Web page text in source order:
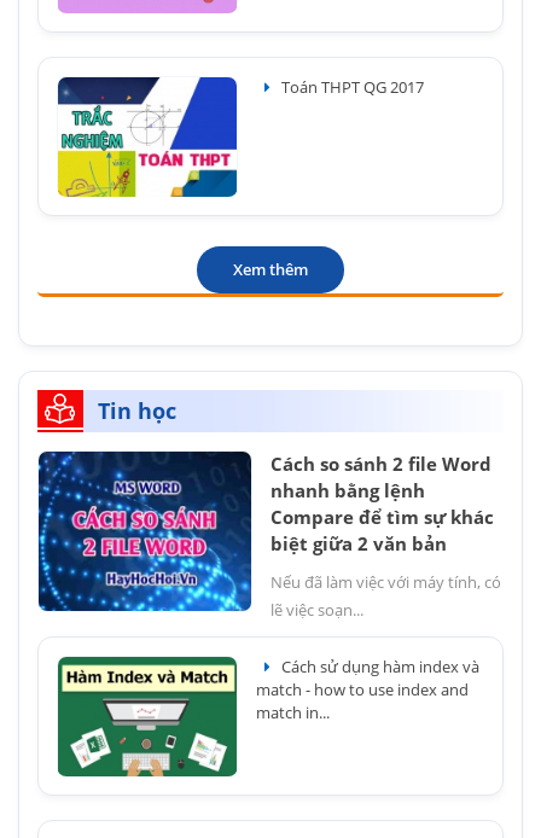
Toán THPT QG 2017
Xem thêm
Tin học
Cách so sánh 2 file Word
nhanh bằng lệnh
Compare để tìm sự khác
biệt giữa 2 văn bản
Nếu đã làm việc với máy tính, có
lẽ việc soạn...
Cách sử dụng hàm index và
match - how to use index and
match in...